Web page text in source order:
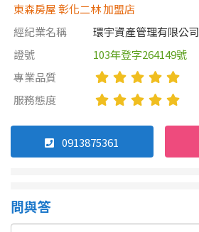
售價
東森房屋 彰化二林 加盟店
經紀業名稱
環宇資產管理有限公司
證號
103年登字264149號
專業品質
服務態度
0913875361
問與答